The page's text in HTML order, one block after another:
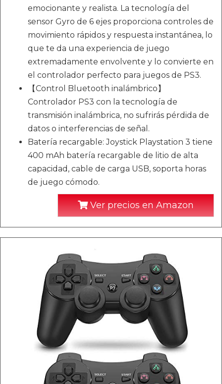
emocionante y realista. La tecnología del
sensor Gyro de 6 ejes proporciona controles de
movimiento rápidos y respuesta instantánea, lo
que te da una experiencia de juego
extremadamente envolvente y lo convierte en
el controlador perfecto para juegos de PS3.
【Control Bluetooth inalámbrico】
Controlador PS3 con la tecnología de
transmisión inalámbrica, no sufrirás pérdida de
datos o interferencias de señal.
Batería recargable: Joystick Playstation 3 tiene
400 mAh batería recargable de litio de alta
capacidad, cable de carga USB, soporta horas
de juego cómodo.
Ver precios en Amazon